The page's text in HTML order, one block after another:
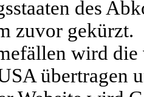
des
zuvor gekürzt.
wird
übertragen